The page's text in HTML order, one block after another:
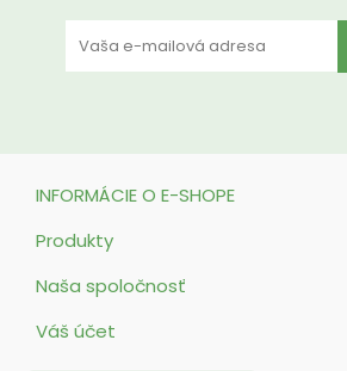
INFORMÁCIE O E-SHOPE
Produkty
Naša spoločnosť
Váš účet